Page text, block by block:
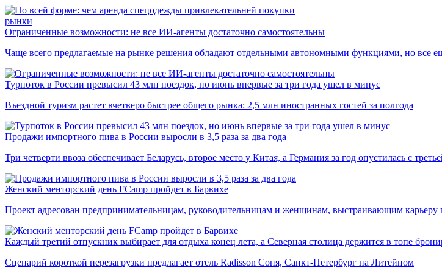
рынки
Ограниченные возможности: не все ИИ-агенты достаточно самостоятельны
Чаще всего предлагаемые на рынке решения обладают отдельными автономными функциями, но все
Турпоток в России превысил 43 млн поездок, но июнь впервые за три года ушел в минус
Въездной туризм растет вчетверо быстрее общего рынка: 2,5 млн иностранных гостей за полгода
Продажи импортного пива в России выросли в 3,5 раза за два года
Три четверти ввоза обеспечивает Беларусь, второе место у Китая, а Германия за год опустилась с
Женский менторский день FCamp пройдет в Барвихе
Проект адресован предпринимательницам, руководительницам и женщинам, выстраивающим карьеру
Каждый третий отпускник выбирает для отдыха конец лета, а Северная столица держится в топе
Сценарий короткой перезагрузки предлагает отель Radisson Соня, Санкт-Петербург на Литейном